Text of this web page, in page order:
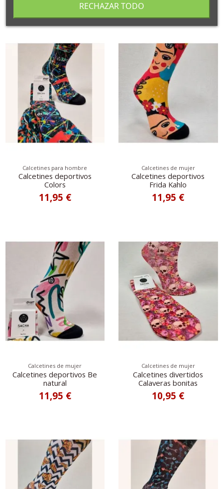
Calcetines para hombre
Calcetines deportivos
Colors
11,95 €
Calcetines de mujer
Calcetines deportivos
Frida Kahlo
11,95 €
Calcetines de mujer
Calcetines deportivos Be
natural
11,95 €
Calcetines de mujer
Calcetines divertidos
Calaveras bonitas
10,95 €
RECHAZAR TODO